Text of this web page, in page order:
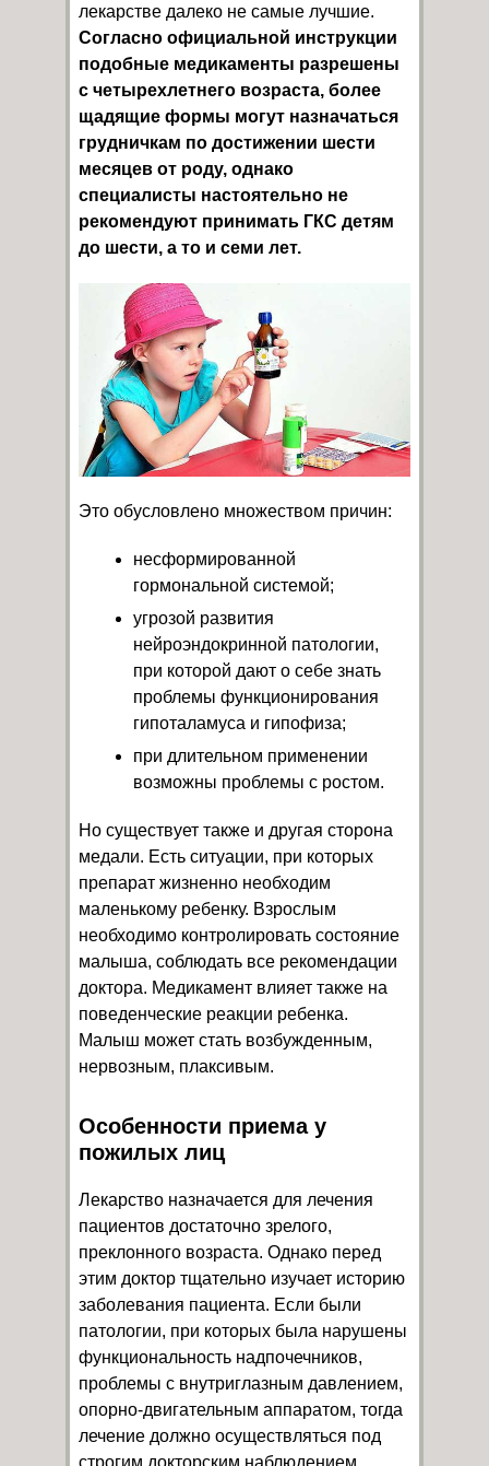
лекарстве далеко не самые лучшие.
Согласно официальной инструкции
подобные медикаменты разрешены
с четырехлетнего возраста, более
щадящие формы могут назначаться
грудничкам по достижении шести
месяцев от роду, однако
специалисты настоятельно не
рекомендуют принимать ГКС детям
до шести, а то и семи лет.
Это обусловлено множеством причин:
несформированной
гормональной системой;
угрозой развития
нейроэндокринной патологии,
при которой дают о себе знать
проблемы функционирования
гипоталамуса и гипофиза;
при длительном применении
возможны проблемы с ростом.
Но существует также и другая сторона
медали. Есть ситуации, при которых
препарат жизненно необходим
маленькому ребенку. Взрослым
необходимо контролировать состояние
малыша, соблюдать все рекомендации
доктора. Медикамент влияет также на
поведенческие реакции ребенка.
Малыш может стать возбужденным,
нервозным, плаксивым.
Особенности приема у
пожилых лиц
Лекарство назначается для лечения
пациентов достаточно зрелого,
преклонного возраста. Однако перед
этим доктор тщательно изучает историю
заболевания пациента. Если были
патологии, при которых была нарушены
функциональность надпочечников,
проблемы с внутриглазным давлением,
опорно-двигательным аппаратом, тогда
лечение должно осуществляться под
строгим докторским наблюдением.